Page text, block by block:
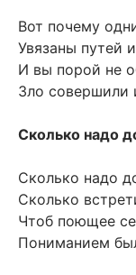
Вот почему
Увязаны путей
И вы порой не
Зло совершили
Сколько надо
Сколько надо
Сколько
Чтоб поющее
Пониманием